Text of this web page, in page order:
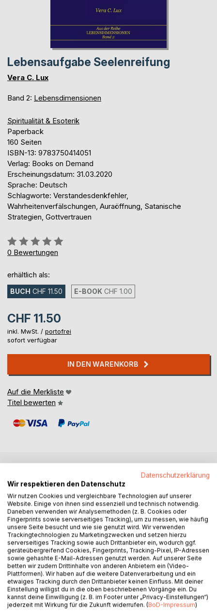
Lebensaufgabe Seelenreifung
Vera C. Lux
Band 2: Lebensdimensionen
Spiritualität & Esoterik
Paperback
160 Seiten
ISBN-13: 9783750414051
Verlag: Books on Demand
Erscheinungsdatum: 31.03.2020
Sprache: Deutsch
Schlagworte: Verstandesdenkfehler,
Wahrheitenverfälschungen, Auraöffnung, Satanische
Strategien, Gottvertrauen
Bewertung::
0%
0 Bewertungen
erhältlich als:
BUCH CHF 11.50 E-BOOK CHF 1.00
CHF 11.50
inkl. MwSt. / portofrei
sofort verfügbar
IN DEN WARENKORB
Auf die Merkliste
Titel bewerten
Warum wissen wir Erdenmenschen so wenig über Ursache,
Sinn und Zweck unseres Erdenlebens? Warum fällt uns die
Ergründung und vor allem die Erfüllung unserer geistigen
Lebensaufgabe - der Reifung unserer Seele - so schwer?
Wer hat Interesse an der Unterdrückung und Bekämpfung
solch geistigen Wissens auf Erden? Wer profitiert von
diesem Nichtwissen? Und vom Nicht-umsetzen-Können
des vorenthaltenen Geistwissens und damit von
dementsprechenden Versäumnissen so vieler
Erdenmenschen? Warum herrscht auf diesem
Erdenplaneten so eine gewaltige geistige Finsternis?
Datenschutzerklärung
Wir respektieren den Datenschutz
Wir nutzen Cookies und vergleichbare Technologien auf unserer
Website. Einige von ihnen sind essenziell und technisch notwendig.
Daneben verwenden wir Analysemethoden (z. B. Cookies oder
Fingerprints sowie serverseitiges Tracking), um zu messen, wie häufig
unsere Seite besucht und wie sie genutzt wird. Wir verwenden
Trackingtechnologien zu Marketingzwecken und setzen hierzu
serverseitiges Tracking sowie auch Drittanbieter ein, wodurch ggf.
geräteübergreifend Cookies, Fingerprints, Tracking-Pixel, IP-Adressen
sowie gehashte E-Mail-Adressen genutzt werden. Auf unserer Seite
betten wir zudem Drittinhalte von anderen Anbietern ein (Video-
Plattformen). Wir haben auf die weitere Datenverarbeitung und ein
etwaiges Tracking durch den Drittanbieter keinen Einfluss. Mit deiner
Einstellung willigst du in die oben beschriebenen Vorgänge ein. Du
kannst deine Einwilligung (z. B. im Footer unter „Privacy-Einstellungen“)
jederzeit mit Wirkung für die Zukunft widerrufen. (BoD-Impressum)